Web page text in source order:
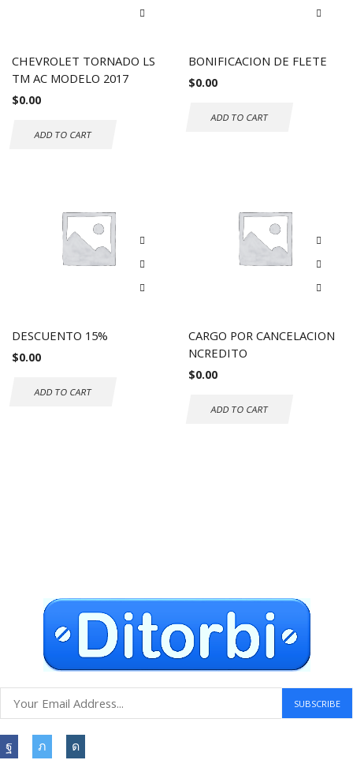
CHEVROLET TORNADO LS
TM AC MODELO 2017
$0.00
ADD TO CART
BONIFICACION DE FLETE
$0.00
ADD TO CART
DESCUENTO 15%
$0.00
ADD TO CART
CARGO POR CANCELACION
NCREDITO
$0.00
ADD TO CART